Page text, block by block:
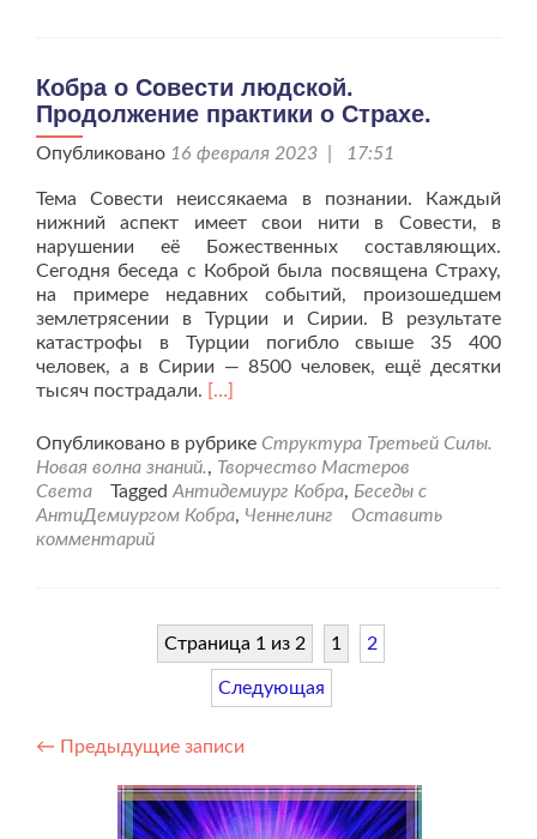
Кобра о Совести людской.
Продолжение практики о Страхе.
Опубликовано 16 февраля 2023 | 17:51
Тема Совести неиссякаема в познании. Каждый
нижний аспект имеет свои нити в Совести, в
нарушении её Божественных составляющих.
Сегодня беседа с Коброй была посвящена Страху,
на примере недавних событий, произошедшем
землетрясении в Турции и Сирии. В результате
катастрофы в Турции погибло свыше 35 400
человек, а в Сирии — 8500 человек, ещё десятки
тысяч пострадали. Читать
проКобра
Совести
людской.
[…]
Опубликовано в рубрике Структура Третьей Силы.
Новая волна знаний., Творчество Мастеров
Света
Tagged Антидемиург Кобра, Беседы с
АнтиДемиургом Кобра, Ченнелинг
Оставить
комментарий
Страница 1 из 2 1 2
Следующая
Навигация
← Предыдущие записи